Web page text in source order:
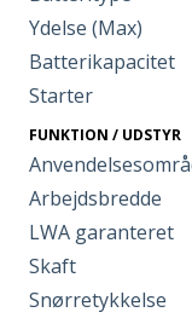
Ydelse (Max)
Batterikapacitet
Starter
FUNKTION / UDSTYR
Arbejdsbredde
LWA garanteret
Skaft
Snørretykkelse